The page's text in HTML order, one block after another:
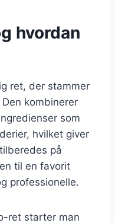
hvordan
ret, der stammer
kombinerer
som
hvilket giver
på
til en favorit
professionelle.
ret starter man